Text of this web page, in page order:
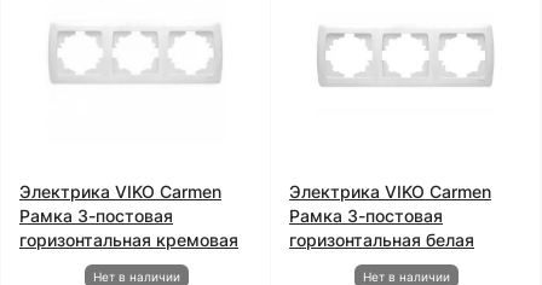
Электрика VIKO Carmen
Рамка 3-постовая
горизонтальная кремовая
Нет в наличии
Электрика VIKO Carmen
Рамка 3-постовая
горизонтальная белая
Нет в наличии